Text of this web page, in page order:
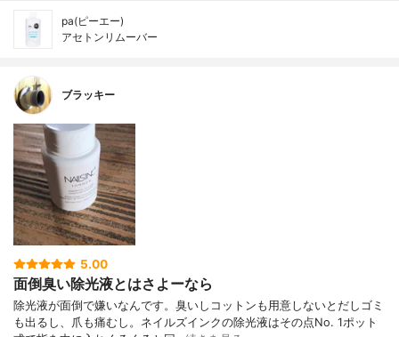
pa(ピーエー)
アセトンリムーバー
ブラッキー
5.00
面倒臭い除光液とはさよーなら
除光液が面倒で嫌いなんです。臭いしコットンも用意しないとだしゴミ
も出るし、爪も痛むし。ネイルズインクの除光液はその点No. 1ポット